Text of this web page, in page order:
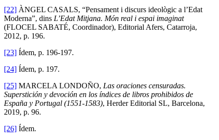
[22] ÀNGEL CASALS, “Pensament i discurs ideològic a l’Edat
Moderna”, dins L’Edat Mitjana. Món real i espai imaginat
(FLOCEL SABATÉ, Coordinador), Editorial Afers, Catarroja,
2012, p. 196.
[23] Ídem, p. 196-197.
[24] Ídem, p. 197.
[25] MARCELA LONDOÑO, Las oraciones censuradas.
Superstición y devoción en los índices de libros prohibidos de
España y Portugal (1551-1583), Herder Editorial SL, Barcelona,
2019, p. 96.
[26] Ídem.